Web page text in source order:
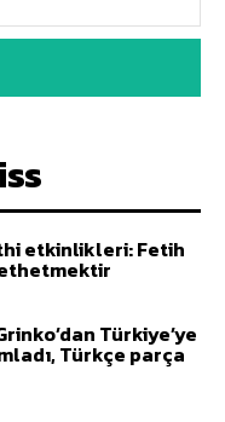
etkinlikleri: Fetih
Türkiye’ye
Türkçe parça